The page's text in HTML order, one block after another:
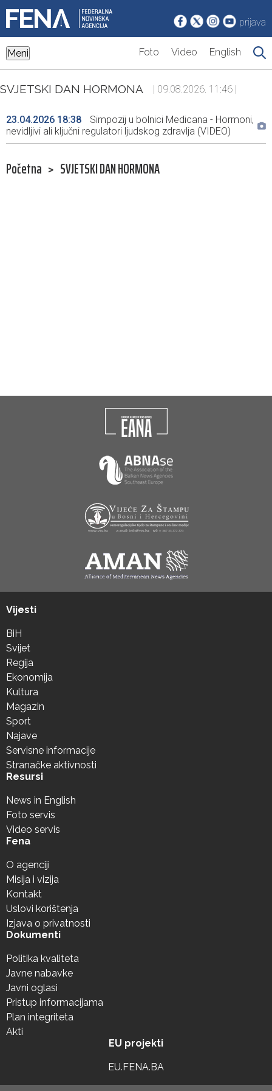
prijava
Meni Foto Video English
SVJETSKI DAN HORMONA | 09.08.2026. 11:46 |
23.04.2026 18:38
Simpozij u bolnici Medicana - Hormoni,
nevidljivi ali ključni regulatori ljudskog zdravlja (VIDEO)
Početna > SVJETSKI DAN HORMONA
Vijesti
BiH
Svijet
Regija
Ekonomija
Kultura
Magazin
Sport
Najave
Servisne informacije
Stranačke aktivnosti
Resursi
News in English
Foto servis
Video servis
Fena
O agenciji
Misija i vizija
Kontakt
Uslovi korištenja
Izjava o privatnosti
Dokumenti
Politika kvaliteta
Javne nabavke
Javni oglasi
Pristup informacijama
Plan integriteta
Akti
EU projekti
EU.FENA.BA